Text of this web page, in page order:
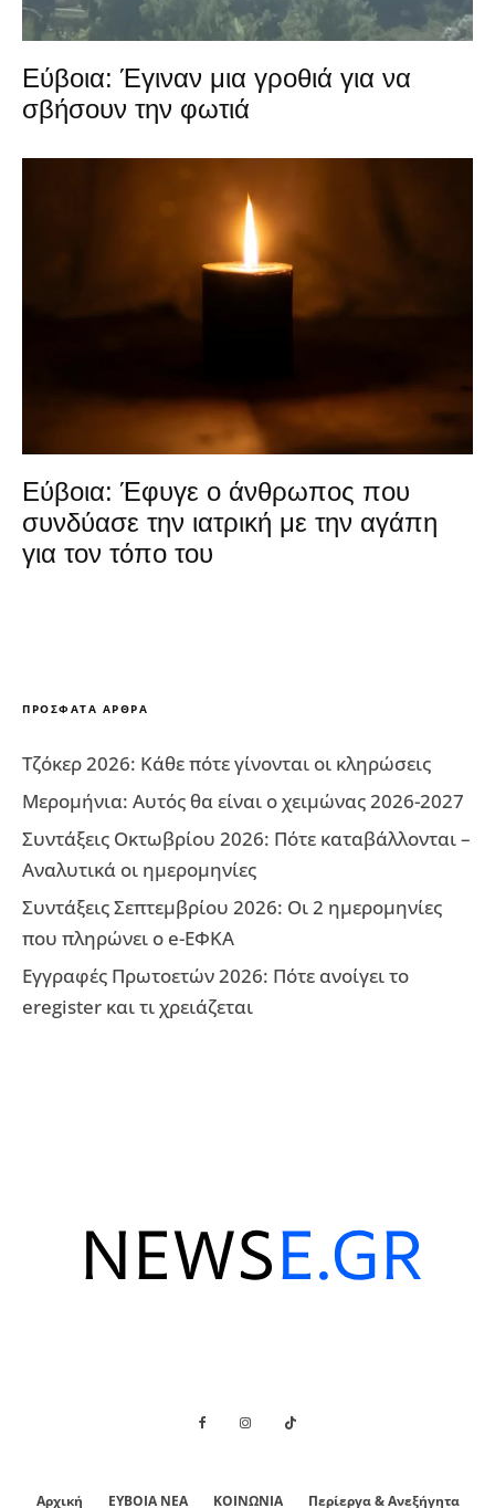
Εύβοια: Έγιναν μια γροθιά για να
σβήσουν την φωτιά
Εύβοια: Έφυγε ο άνθρωπος που
συνδύασε την ιατρική με την αγάπη
για τον τόπο του
ΠΡΌΣΦΑΤΑ ΆΡΘΡΑ
Τζόκερ 2026: Κάθε πότε γίνονται οι κληρώσεις
Μερομήνια: Αυτός θα είναι ο χειμώνας 2026-2027
Συντάξεις Οκτωβρίου 2026: Πότε καταβάλλονται –
Αναλυτικά οι ημερομηνίες
Συντάξεις Σεπτεμβρίου 2026: Οι 2 ημερομηνίες
που πληρώνει ο e-ΕΦΚΑ
Εγγραφές Πρωτοετών 2026: Πότε ανοίγει το
eregister και τι χρειάζεται
Αρχική ΕΥΒΟΙΑ ΝΕΑ ΚΟΙΝΩΝΙΑ Περίεργα & Ανεξήγητα